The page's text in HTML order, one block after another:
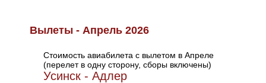
Вылеты - Апрель 2026
Стоимость авиабилета с вылетом в Апреле
(перелет в одну сторону, сборы включены)
Усинск - Адлер